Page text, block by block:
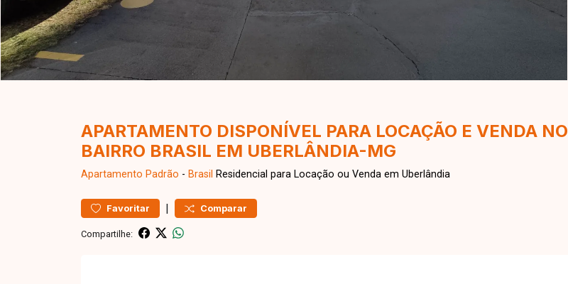
APARTAMENTO DISPONÍVEL PARA LOCAÇÃO E VENDA NO
BAIRRO BRASIL EM UBERLÂNDIA-MG
Apartamento Padrão - Brasil Residencial para Locação ou Venda em Uberlândia
Favoritar | Comparar
Compartilhe: